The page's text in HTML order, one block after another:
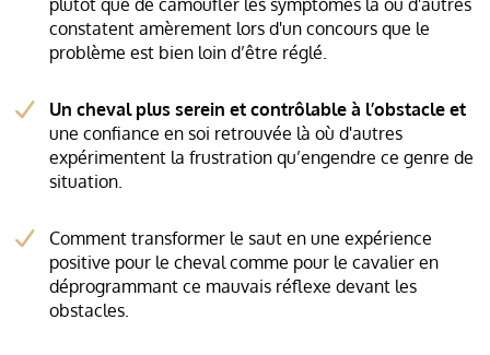
plutôt que de camoufler les symptômes là où d'autres
constatent amèrement lors d'un concours que le
problème est bien loin d’être réglé.
Un cheval plus serein et contrôlable à l’obstacle et
une confiance en soi retrouvée là où d'autres
expérimentent la frustration qu’engendre ce genre de
situation.
Comment transformer le saut en une expérience
positive pour le cheval comme pour le cavalier en
déprogrammant ce mauvais réflexe devant les
obstacles.